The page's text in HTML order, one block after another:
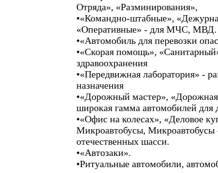
Отряда», «Разминирования»,
•«Командно-штабные»,
«Оперативные» - для МЧС, МВД.
•«Автомобиль для перевозки
•«Скорая помощь»,
здравоохранения
•«Передвижная лаборатория» -
назначения
•«Дорожный мастер», «Дорожная
широкая гамма автомобилей
•«Офис на колесах», «Деловое
Микроавтобусы,
отечественных шасси.
•«Автозаки».
•Ритуальные автомобили,